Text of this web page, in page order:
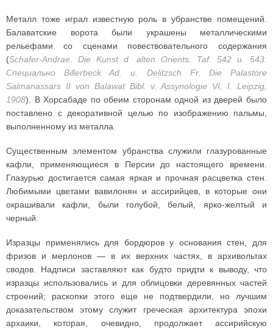
Металл тоже играл известную роль в убранстве помещений.
Балаватские ворота были украшены металлическими
рельефами со сценами повествовательного содержания
(Schafer-Andrae. Die Kunst d. alten Orients. Taf. 542 u. 543.
Специально Billerbeck Ad. u. Delitzsch Fr. Die Palastore
Salmanassars II von Balawat Bibl. v. Assynologie VI, I. Leipzig,
1908). В Хорсабаде по обеим сторонам одной из дверей было
поставлено с декоративной целью по изображению пальмы,
выполненному из металла.
Существенным элементом убранства служили глазурованные
кафли, применяющиеся в Персии до настоящего времени.
Глазурью достигается самая яркая и прочная расцветка стен.
Любимыми цветами вавилонян и ассирийцев, в которые они
окрашивали кафли, были голубой, белый, ярко-желтый и
черный.
Изразцы применялись для бордюров у основания стен, для
фризов и мерлонов — в их верхних частях, в архивольтах
сводов. Надписи заставляют как будто придти к выводу, что
изразцы использовались и для облицовки деревянных частей
строений; раскопки этого еще не подтвердили, но лучшим
доказательством этому служит греческая архитектура эпохи
архаики, которая, очевидно, продолжает ассирийскую